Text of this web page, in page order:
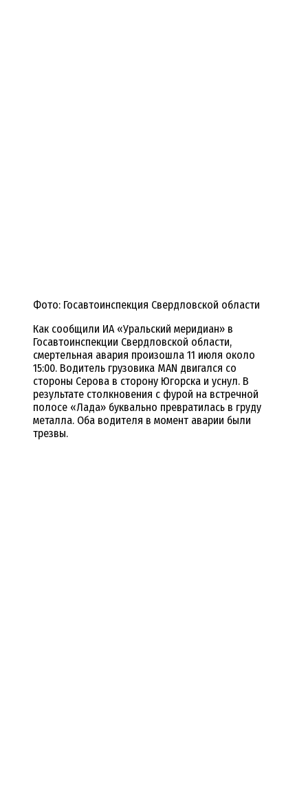
Фото: Госавтоинспекция Свердловской области
Как сообщили ИА «Уральский меридиан» в
Госавтоинспекции Свердловской области,
смертельная авария произошла 11 июля около
15:00. Водитель грузовика MAN двигался со
стороны Серова в сторону Югорска и уснул. В
результате столкновения с фурой на встречной
полосе «Лада» буквально превратилась в груду
металла. Оба водителя в момент аварии были
трезвы.